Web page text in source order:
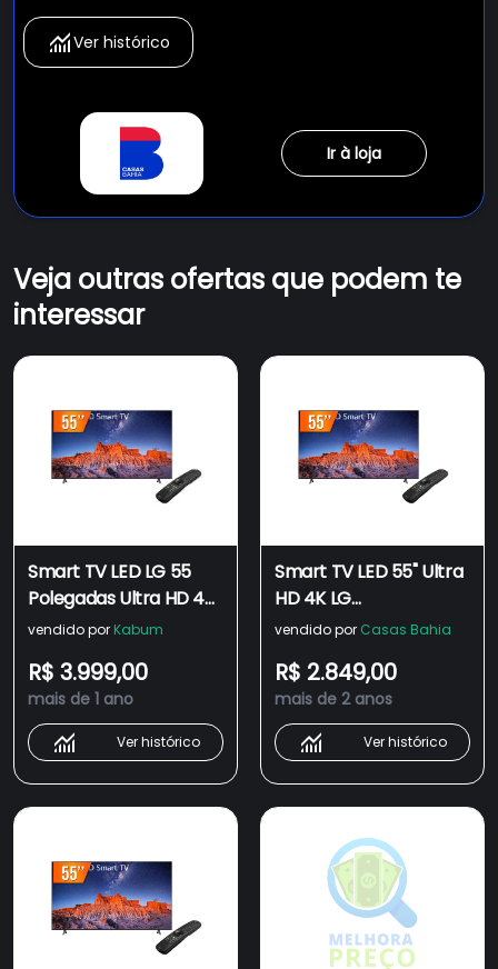
Ver histórico
Ir à loja
Veja outras ofertas que podem te
interessar
Smart TV LED LG 55
Polegadas Ultra HD 4K,
3 HDMI, 2 USB, Wi-Fi,
55UQ801C0SB.BWZ
vendido por Kabum
R$ 3.999,00
mais de 1 ano
Ver histórico
Smart TV LED 55" Ultra
HD 4K LG
55UQ801C0SB.BWZ
Wi-Fi Bluetooth
vendido por Casas Bahia
R$ 2.849,00
mais de 2 anos
Ver histórico